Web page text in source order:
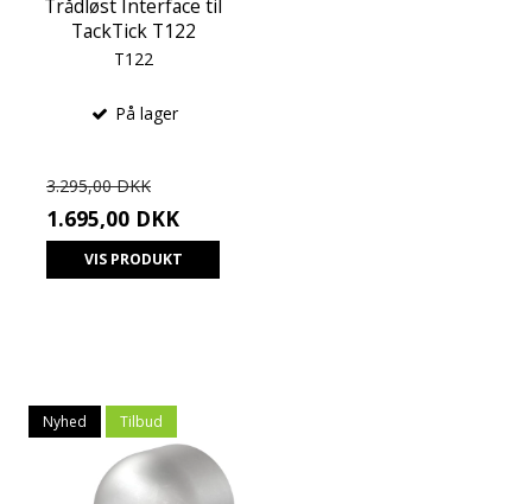
Trådløst Interface til
TackTick T122
T122
På lager
3.295,00 DKK
1.695,00 DKK
VIS PRODUKT
Nyhed Tilbud